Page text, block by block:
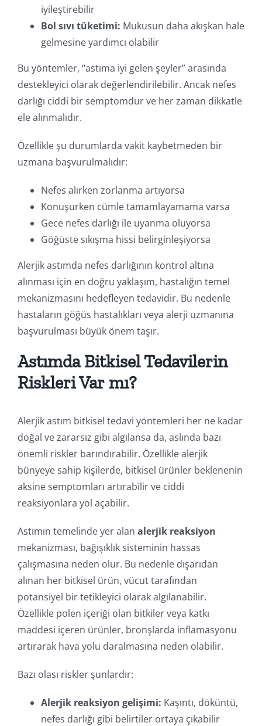
iyileştirebilir
Bol sıvı tüketimi: Mukusun daha akışkan hale
gelmesine yardımcı olabilir
Bu yöntemler, “astıma iyi gelen şeyler” arasında
destekleyici olarak değerlendirilebilir. Ancak nefes
darlığı ciddi bir semptomdur ve her zaman dikkatle
ele alınmalıdır.
Özellikle şu durumlarda vakit kaybetmeden bir
uzmana başvurulmalıdır:
Nefes alırken zorlanma artıyorsa
Konuşurken cümle tamamlayamama varsa
Gece nefes darlığı ile uyanma oluyorsa
Göğüste sıkışma hissi belirginleşiyorsa
Alerjik astımda nefes darlığının kontrol altına
alınması için en doğru yaklaşım, hastalığın temel
mekanizmasını hedefleyen tedavidir. Bu nedenle
hastaların göğüs hastalıkları veya alerji uzmanına
başvurulması büyük önem taşır.
Astımda Bitkisel Tedavilerin
Riskleri Var mı?
Alerjik astım bitkisel tedavi yöntemleri her ne kadar
doğal ve zararsız gibi algılansa da, aslında bazı
önemli riskler barındırabilir. Özellikle alerjik
bünyeye sahip kişilerde, bitkisel ürünler beklenenin
aksine semptomları artırabilir ve ciddi
reaksiyonlara yol açabilir.
Astımın temelinde yer alan alerjik reaksiyon
mekanizması, bağışıklık sisteminin hassas
çalışmasına neden olur. Bu nedenle dışarıdan
alınan her bitkisel ürün, vücut tarafından
potansiyel bir tetikleyici olarak algılanabilir.
Özellikle polen içeriği olan bitkiler veya katkı
maddesi içeren ürünler, bronşlarda inflamasyonu
artırarak hava yolu daralmasına neden olabilir.
Bazı olası riskler şunlardır:
Alerjik reaksiyon gelişimi: Kaşıntı, döküntü,
nefes darlığı gibi belirtiler ortaya çıkabilir